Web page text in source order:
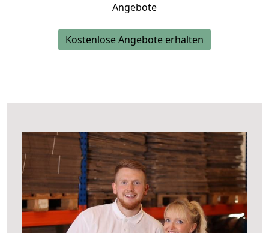
Angebote
Kostenlose Angebote erhalten